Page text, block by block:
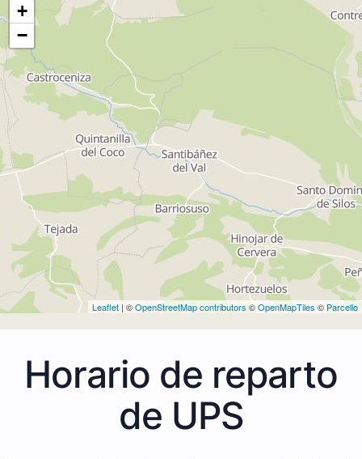
+
−
Leaflet | ©OpenStreetMap contributors ©OpenMapTiles © Parcello
Horario de reparto
de UPS